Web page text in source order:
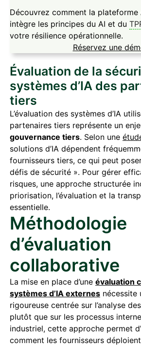
Découvrez comment la
intègre les principes du AI et du
votre résilience opérationnelle.
Réservez une
Évaluation de la
systèmes d’IA des
tiers
L’évaluation des systèmes d’IA
partenaires tiers représente un
gouvernance tiers. Selon une
solutions d’IA dépendent
fournisseurs tiers, ce qui peut
défis de sécurité ». Pour gérer
risques, une approche structurée
priorisation, l’évaluation et la
essentielle.
Méthodologie
d’évaluation
collaborative
La mise en place d’une évaluation
systèmes d’IA externes nécessite
rigoureuse centrée sur l’analyse
plutôt que sur les processus
industriel, cette approche permet
comment les fournisseurs